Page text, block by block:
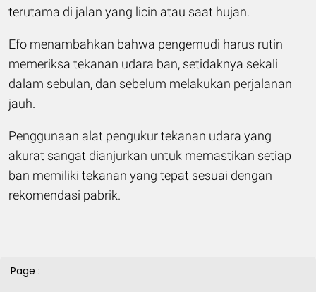
terutama di jalan yang licin atau saat hujan.
Efo menambahkan bahwa pengemudi harus rutin
memeriksa tekanan udara ban, setidaknya sekali
dalam sebulan, dan sebelum melakukan perjalanan
jauh.
Penggunaan alat pengukur tekanan udara yang
akurat sangat dianjurkan untuk memastikan setiap
ban memiliki tekanan yang tepat sesuai dengan
rekomendasi pabrik.
Page :